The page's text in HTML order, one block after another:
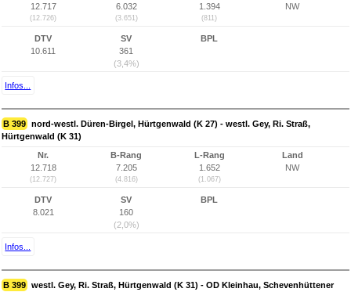
12.717
(12.726)
6.032
(3.651)
1.394
(811)
NW
DTV
10.611
SV
361
(3,4%)
BPL
Infos...
B 399 nord-westl. Düren-Birgel, Hürtgenwald (K 27) - westl. Gey, Ri. Straß,
Hürtgenwald (K 31)
Nr.
12.718
(12.727)
B-Rang
7.205
(4.816)
L-Rang
1.652
(1.067)
Land
NW
DTV
8.021
SV
160
(2,0%)
BPL
Infos...
B 399 westl. Gey, Ri. Straß, Hürtgenwald (K 31) - OD Kleinhau, Schevenhüttener